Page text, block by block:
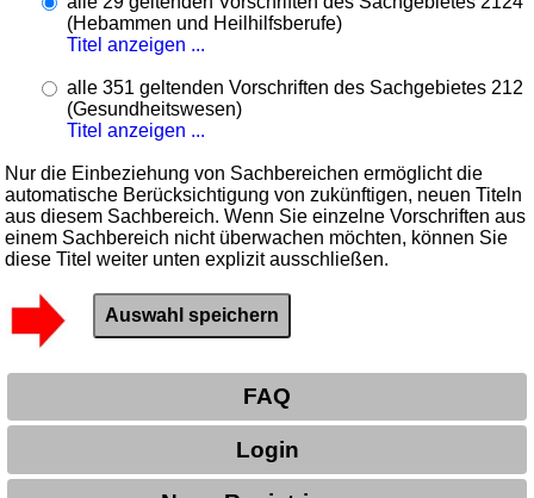
(Hebammen und Heilhilfsberufe)
Titel anzeigen ...
alle 351 geltenden Vorschriften des Sachgebietes 212
(Gesundheitswesen)
Titel anzeigen ...
Nur die Einbeziehung von Sachbereichen ermöglicht die
automatische Berücksichtigung von zukünftigen, neuen Titeln
aus diesem Sachbereich. Wenn Sie einzelne Vorschriften aus
einem Sachbereich nicht überwachen möchten, können Sie
diese Titel weiter unten explizit ausschließen.
FAQ
Login